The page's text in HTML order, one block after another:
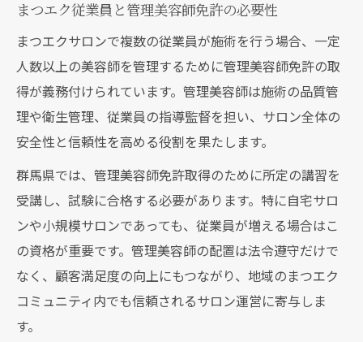
まつエク従業員と管理美容師免許の必要性
まつエクサロンで複数の従業員が施術を行う場合、一定
人数以上の美容師を管理するために管理美容師免許の取
得が義務付けられています。管理美容師は施術の品質管
理や衛生管理、従業員の指導監督を担い、サロン全体の
安全性と信頼性を高める役割を果たします。
群馬県では、管理美容師免許取得のために所定の講習を
受講し、試験に合格する必要があります。特に自宅サロ
ンや小規模サロンであっても、従業員が増える場合はこ
の資格が重要です。管理美容師の配置は法令遵守だけで
なく、顧客満足度の向上にもつながり、地域のまつエク
コミュニティ内でも信頼されるサロン運営に寄与しま
す。